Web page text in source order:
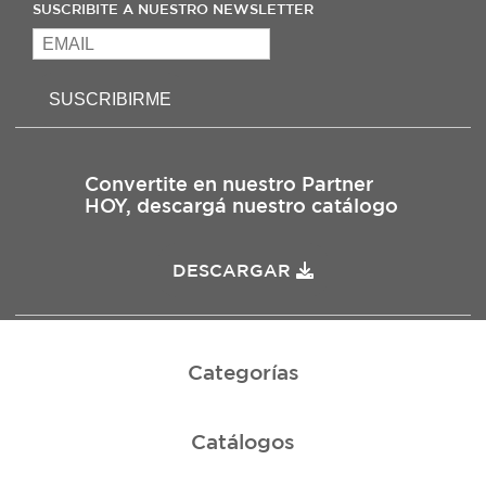
SUSCRIBITE A NUESTRO NEWSLETTER
SUSCRIBIRME
Convertite en nuestro Partner
HOY, descargá nuestro catálogo
DESCARGAR
Categorías
Catálogos